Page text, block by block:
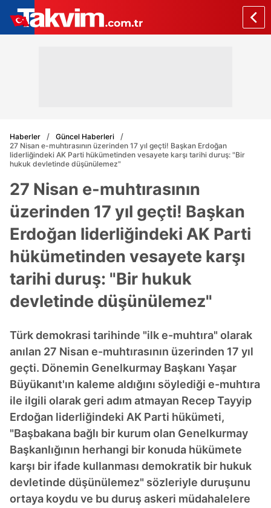
Haberler
Güncel Haberleri
27 Nisan e-muhtırasının üzerinden 17 yıl geçti! Başkan Erdoğan
liderliğindeki AK Parti hükümetinden vesayete karşı tarihi duruş: "Bir
hukuk devletinde düşünülemez"
27 Nisan e-muhtırasının
üzerinden 17 yıl geçti! Başkan
Erdoğan liderliğindeki AK Parti
hükümetinden vesayete karşı
tarihi duruş: "Bir hukuk
devletinde düşünülemez"
Türk demokrasi tarihinde "ilk e-muhtıra" olarak
anılan 27 Nisan e-muhtırasının üzerinden 17 yıl
geçti. Dönemin Genelkurmay Başkanı Yaşar
Büyükanıt'ın kaleme aldığını söylediği e-muhtıra
ile ilgili olarak geri adım atmayan Recep Tayyip
Erdoğan liderliğindeki AK Parti hükümeti,
"Başbakana bağlı bir kurum olan Genelkurmay
Başkanlığının herhangi bir konuda hükümete
karşı bir ifade kullanması demokratik bir hukuk
devletinde düşünülemez" sözleriyle duruşunu
ortaya koydu ve bu duruş askeri müdahalelere